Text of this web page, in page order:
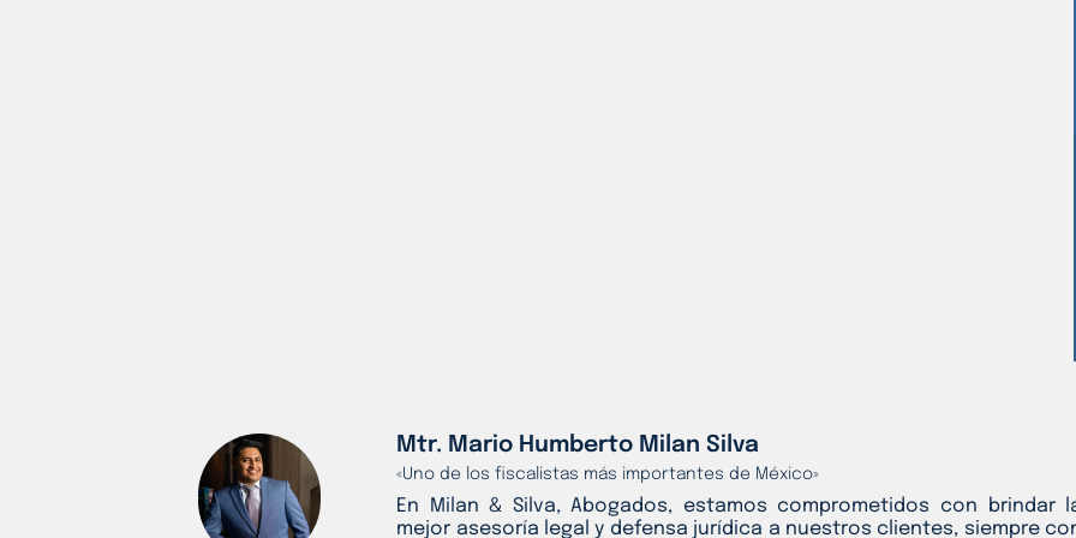
Mtr. Mario Humberto Milan Silva
«Uno de los fiscalistas más importantes de México»
En Milan & Silva, Abogados, estamos comprometidos con brindar
mejor asesoría legal y defensa jurídica a nuestros clientes, siempre